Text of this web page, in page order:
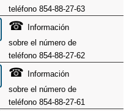
teléfono 854-88-27-63
☎
Información
sobre el número de
teléfono 854-88-27-62
☎
Información
sobre el número de
teléfono 854-88-27-61